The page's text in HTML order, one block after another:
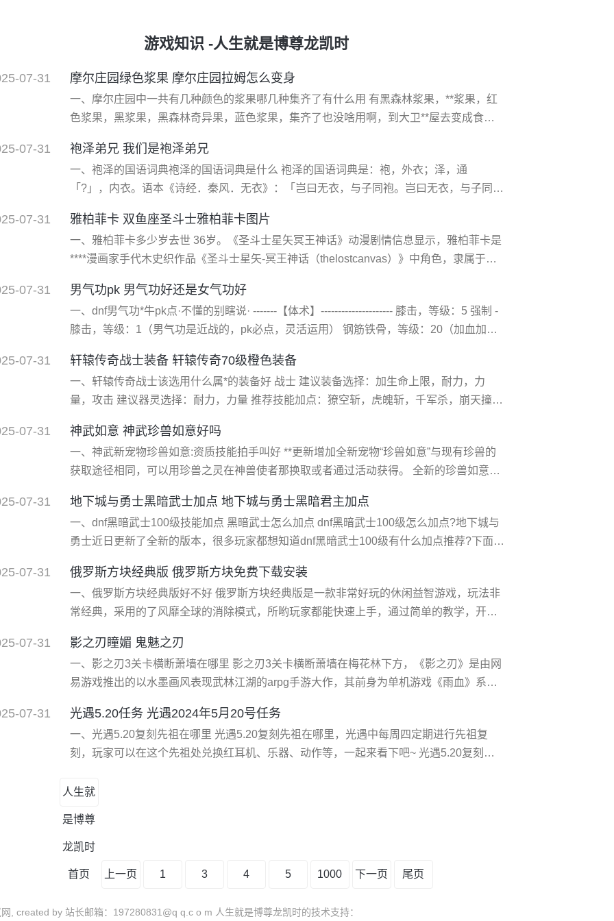
游戏知识 -人生就是博尊龙凯时
07-31 摩尔庄园绿色浆果 摩尔庄园拉姆怎么变身
一、摩尔庄园中一共有几种颜色的浆果哪几种集齐了有什么用 有黑森林浆果，**浆果，红
色浆果，黑浆果，黑森林奇异果，蓝色浆果，集齐了也没啥用啊，到大卫**屋去变成食用
到。 红色浆果：玩摘果实，摘到10个以上随机获得。 **浆果：玩捉萤火虫得到。 绿色浆
果：在浆果密道中，那里很黑，用炮竹扔那个红色的点，便可点着火把
07-31 袍泽弟兄 我们是袍泽弟兄
一、袍泽的国语词典袍泽的国语词典是什么 袍泽的国语词典是：袍，外衣；泽，通
「?」，内衣。语本《诗经．秦风．无衣》：「岂曰无衣，与子同袍。岂曰无衣，与子同
称呼。如：「袍泽之谊」、「袍泽故旧」。 袍泽的国语词典是：袍，外衣；泽，通
「?」，内衣。语本《诗经．秦风．无衣》：「岂曰无衣，与子同袍。岂曰无衣，与子同泽
07-31 雅柏菲卡 双鱼座圣斗士雅柏菲卡图片
一、雅柏菲卡多少岁去世 36岁。《圣斗士星矢冥王神话》动漫剧情信息显示，雅柏菲卡是
****漫画家手代木史织作品《圣斗士星矢-冥王神话（thelostcanvas）》中角色，隶属于雅
《圣斗士星矢-冥王神话（thelostcanvas）》中角色，是隶属于雅典娜军双鱼座黄金圣斗
士，以三色玫瑰和*血作为武器。 二
07-31 男气功pk 男气功好还是女气功好
一、dnf男气功*牛pk点·不懂的别瞎说· -------【体术】--------------------- 膝击，等级：5 强制 -
膝击，等级：1（男气功是近战的，pk必点，灵活运用） 钢筋铁骨，等级：20（加血加
步挺不错，要么满要么不点） 折颈，等级：1（也是pk用的，自己研究，主要压起身） 强
化 -
07-31 轩辕传奇战士装备 轩辕传奇70级橙色装备
一、轩辕传奇战士该选用什么属*的装备好 战士 建议装备选择：加生命上限，耐力，力
量，攻击 建议器灵选择：耐力，力量 推荐技能加点：獠空斩，虎魄斩，千军杀，崩天撞，
斩；几个怪的话，刃光杀气，气旋斩，以及横扫千军 推荐奥义：战争践踏，杀气反击，横
扫千军，15%苍锋血甲冷却回复 力量：每点力量增加0.8物理攻击；增加2
07-31 神武如意 神武珍兽如意好吗
一、神武新宠物珍兽如意:资质技能拍手叫好 **更新增加全新宠物“珍兽如意”与现有珍兽的
获取途径相同，可以用珍兽之灵在神兽使者那换取或者通过活动获得。 全新的珍兽如意登
媳妇出场啦!还背着一箩筐的鸡蛋，看来吉祥干了不少坏事。 珍兽如意 先看下新珍兽如意
的技能，低勇敢，高级连击，高级再生，高级援助。高连没话说是个好技能
07-31 地下城与勇士黑暗武士加点 地下城与勇士黑暗君主加点
一、dnf黑暗武士100级技能加点 黑暗武士怎么加点 dnf黑暗武士100级怎么加点?地下城与
勇士近日更新了全新的版本，很多玩家都想知道dnf黑暗武士100级有什么加点推荐?下面我
士技能符文系统推荐： 护石：黑暗逆转 瞬龙破(暗炎冥魂波技能命中****伤害提升大)。 符
文：暗炎冥魂波 魔影剑舞
07-31 俄罗斯方块经典版 俄罗斯方块免费下载安装
一、俄罗斯方块经典版好不好 俄罗斯方块经典版是一款非常好玩的休闲益智游戏，玩法非
常经典，采用的了风靡全球的消除模式，所哟玩家都能快速上手，通过简单的教学，开始
常简约，采用卡通的风格，还原的经典的玩法。 2、十分好玩的消除游戏，目的只有一
个，将每一行全部消除。 3、操作十分简单，通过滑动和点击，移动方块的位置和形状。
07-31 影之刃瞳媚 鬼魅之刃
一、影之刃3关卡横断萧墙在哪里 影之刃3关卡横断萧墙在梅花林下方，《影之刃》是由网
易游戏推出的以水墨画风表现武林江湖的arpg手游大作，其前身为单机游戏《雨血》系
（删档），并于2014年9月28日正式公测。 《影之刃》描述了一个充满杀戮和变*的武侠江
湖，蒸汽机械和人体改造术无处不在
07-31 光遇5.20任务 光遇2024年5月20号任务
一、光遇5.20复刻先祖在哪里 光遇5.20复刻先祖在哪里，光遇中每周四定期进行先祖复
刻，玩家可以在这个先祖处兑换红耳机、乐器、动作等，一起来看下吧~ 光遇5.20复刻先
已久的先祖了。 红耳机先祖位置图： 先祖位置在雨林三图亭子右侧**图，进入往左边飞的
人生就
是博尊
龙凯时
首页 上一页 1 3 4 5 1000 下一页 尾页
, created by 站长邮箱：197280831@q q.c o m 人生就是博尊龙凯时的技术支持：